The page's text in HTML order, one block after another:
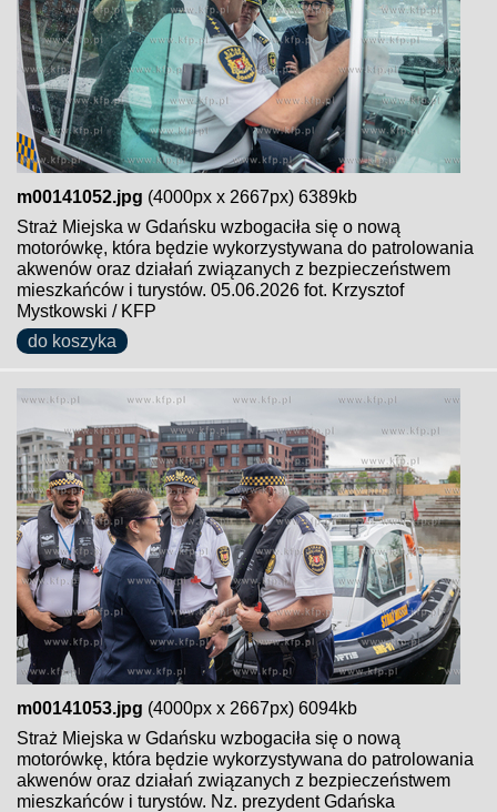
m00141052.jpg (4000px x 2667px) 6389kb
Straż Miejska w Gdańsku wzbogaciła się o nową
motorówkę, która będzie wykorzystywana do patrolowania
akwenów oraz działań związanych z bezpieczeństwem
mieszkańców i turystów. 05.06.2026 fot. Krzysztof
Mystkowski / KFP
do koszyka
m00141053.jpg (4000px x 2667px) 6094kb
Straż Miejska w Gdańsku wzbogaciła się o nową
motorówkę, która będzie wykorzystywana do patrolowania
akwenów oraz działań związanych z bezpieczeństwem
mieszkańców i turystów. Nz. prezydent Gdańska